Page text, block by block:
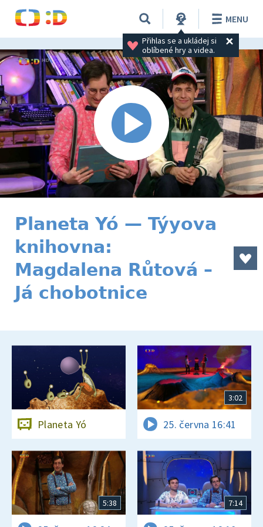
Přihlas se a ukládej si
oblíbené hry a videa.
MENU
Planeta Yó — Týyova
knihovna:
Magdalena Růtová –
Já chobotnice
Planeta Yó
3:02
25. června 16:41
5:38 7:14